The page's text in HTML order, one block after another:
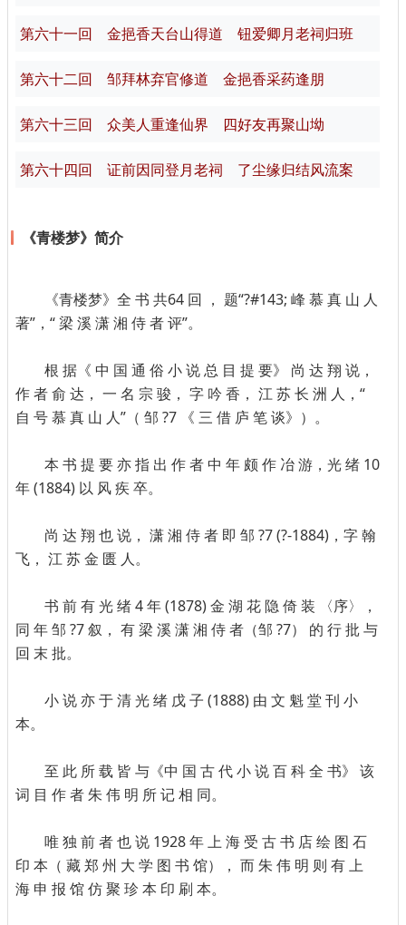
第六十一回 金挹香天台山得道 钮爱卿月老祠归班
第六十二回 邹拜林弃官修道 金挹香采药逢朋
第六十三回 众美人重逢仙界 四好友再聚山坳
第六十四回 证前因同登月老祠 了尘缘归结风流案
《青楼梦》简介
《青楼梦》全 书 共64 回 ， 题“?#143; 峰 慕 真 山 人
著”，“ 梁 溪 潇 湘 侍 者 评”。
根 据《 中 国 通 俗 小 说 总 目 提 要》 尚 达 翔 说，
作 者 俞 达， 一 名 宗 骏， 字 吟 香， 江 苏 长 洲 人，“
自 号 慕 真 山 人”（ 邹 ?7 《 三 借 庐 笔 谈》）。
本 书 提 要 亦 指 出 作 者 中 年 颇 作 冶 游，光 绪 10
年 (1884) 以 风 疾 卒。
尚 达 翔 也 说， 潇 湘 侍 者 即 邹 ?7 (?-1884)，字 翰
飞， 江 苏 金 匮 人。
书 前 有 光 绪 4 年 (1878) 金 湖 花 隐 倚 装 〈序〉，
同 年 邹 ?7 叙， 有 梁 溪 潇 湘 侍 者（邹 ?7） 的 行 批 与
回 末 批。
小 说 亦 于 清 光 绪 戊 子 (1888) 由 文 魁 堂 刊 小
本。
至 此 所 载 皆 与《中 国 古 代 小 说 百 科 全 书》 该
词 目 作 者 朱 伟 明 所 记 相 同。
唯 独 前 者 也 说 1928 年 上 海 受 古 书 店 绘 图 石
印 本（ 藏 郑 州 大 学 图 书 馆）， 而 朱 伟 明 则 有 上
海 申 报 馆 仿 聚 珍 本 印 刷 本。